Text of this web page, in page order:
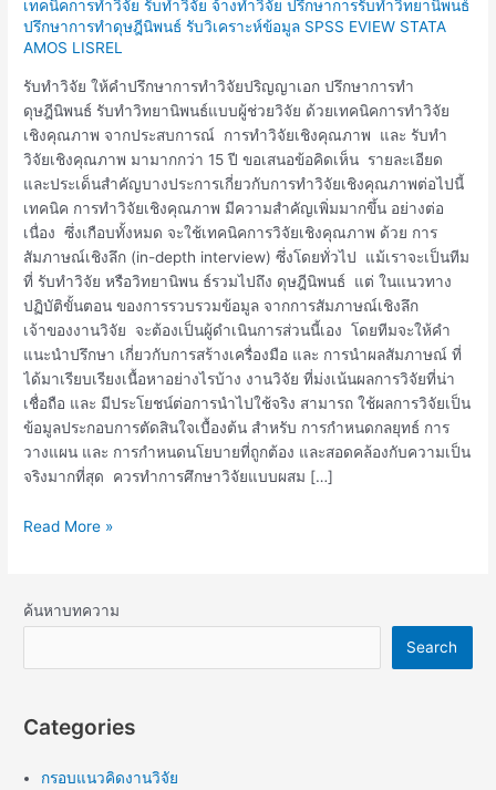
เทคนิคการทำวิจัย รับทำวิจัย จ้างทำวิจัย ปรึกษาการรับทำวิทยานิพนธ์
ปรึกษาการทำดุษฎีนิพนธ์ รับวิเคราะห์ข้อมูล SPSS EVIEW STATA
AMOS LISREL
รับทำวิจัย ให้คำปรึกษาการทำวิจัยปริญญาเอก ปรึกษาการทำ
ดุษฎีนิพนธ์ รับทำวิทยานิพนธ์แบบผู้ช่วยวิจัย ด้วยเทคนิคการทำวิจัย
เชิงคุณภาพ จากประสบการณ์ การทำวิจัยเชิงคุณภาพ และ รับทำ
วิจัยเชิงคุณภาพ มามากกว่า 15 ปี ขอเสนอข้อคิดเห็น รายละเอียด
และประเด็นสำคัญบางประการเกี่ยวกับการทำวิจัยเชิงคุณภาพต่อไปนี้
เทคนิค การทำวิจัยเชิงคุณภาพ มีความสำคัญเพิ่มมากขึ้น อย่างต่อ
เนื่อง ซึ่งเกือบทั้งหมด จะใช้เทคนิคการวิจัยเชิงคุณภาพ ด้วย การ
สัมภาษณ์เชิงลึก (in-depth interview) ซึ่งโดยทั่วไป แม้เราจะเป็นทีม
ที่ รับทำวิจัย หรือวิทยานิพน ธ์รวมไปถึง ดุษฎีนิพนธ์ แต่ ในแนวทาง
ปฏิบัติขั้นตอน ของการรวบรวมข้อมูล จากการสัมภาษณ์เชิงลึก
เจ้าของงานวิจัย จะต้องเป็นผู้ดำเนินการส่วนนี้เอง โดยทีมจะให้คำ
แนะนำปรึกษา เกี่ยวกับการสร้างเครื่องมือ และ การนำผลสัมภาษณ์ ที่
ได้มาเรียบเรียงเนื้อหาอย่างไรบ้าง งานวิจัย ที่ม่งเน้นผลการวิจัยที่น่า
เชื่อถือ และ มีประโยชน์ต่อการนำไปใช้จริง สามารถ ใช้ผลการวิจัยเป็น
ข้อมูลประกอบการตัดสินใจเบื้องต้น สำหรับ การกำหนดกลยุทธ์ การ
วางแผน และ การกำหนดนโยบายที่ถูกต้อง และสอดคล้องกับความเป็น
จริงมากที่สุด ควรทำการศึกษาวิจัยแบบผสม […]
ช่วย)และ
ดุษฎีนิพนธ์
ใช้
เทคนิค
การ
วิจัย
เชิง
คุณภาพ
(Qualitative
Research)
Read More »
ค้นหาบทความ
Search
Categories
กรอบแนวคิดงานวิจัย